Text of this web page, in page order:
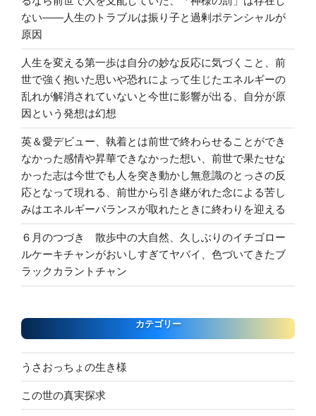
ない――人生のトラブルは振り子と過剰ポテンシャルが
原因
人生を変える第一歩は自分の妙な反応に気づくこと、前
世で強く抱いた思いや恐れによって生じたエネルギーの
乱れが解消されていないと今世に影響が出る、自分が原
因という発想は幻想
英＆愛デビュー、執着とは前世で終わらせることができ
なかった感情や昇華できなかった想い、前世で果たせな
かった志は今世でも人を突き動かし無意識のとっさの反
応となって現れる、前世から引き継がれた念による苦し
みはエネルギーバランスが取れたときに終わりを迎える
６月のつづき 散歩中の大自然、久しぶりのイチゴロー
ルケーキチャンがおいしすぎてヤバイ、色づいてきたブ
ラックカラントチャン
カテゴリー
うさおっちょの生き様
この世の真実探求